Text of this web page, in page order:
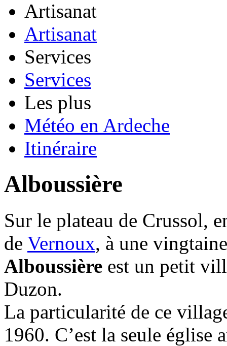
Artisanat
Artisanat
Services
Services
Les plus
Météo en Ardeche
Itinéraire
Alboussière
Sur le plateau de Crussol,
de Vernoux, à une
Alboussière est un petit
Duzon.
La particularité de ce
1960. C’est la seule église